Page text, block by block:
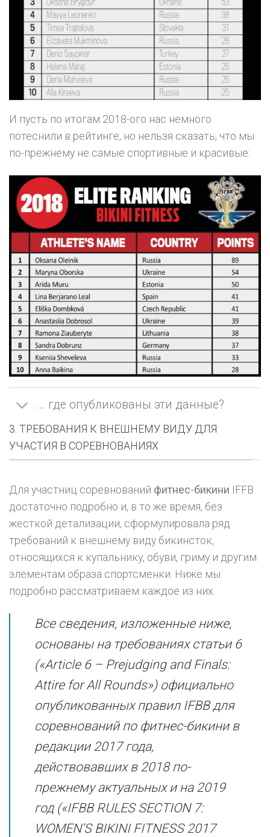
И пусть по итогам 2018-ого нас немного
потеснили в рейтинге, но нельзя сказать, что мы
по-прежнему не самые спортивные и красивые:
... где опубликованы эти данные?
3. ТРЕБОВАНИЯ К ВНЕШНЕМУ ВИДУ ДЛЯ
УЧАСТИЯ В СОРЕВНОВАНИЯХ
Для участниц соревнований фитнес-бикини IFFB
достаточно подробно и, в то же время, без
жесткой детализации, сформулировала ряд
требований к внешнему виду бикинсток,
относящихся к купальнику, обуви, гриму и другим
элементам образа спортсменки. Ниже мы
подробно рассматриваем каждое из них.
Все сведения, изложенные ниже,
основаны на требованиях статьи 6
(«Article 6 – Prejudging and Finals:
Attire for All Rounds») официально
опубликованных правил IFBB для
соревнований по фитнес-бикини в
редакции 2017 года,
действовавших в 2018 по-
прежнему актуальных и на 2019
год («IFBB RULES SECTION 7:
WOMEN’S BIKINI FITNESS 2017